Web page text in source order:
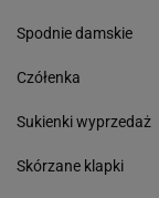
Spodnie damskie
Czółenka
Sukienki wyprzedaż
Skórzane klapki